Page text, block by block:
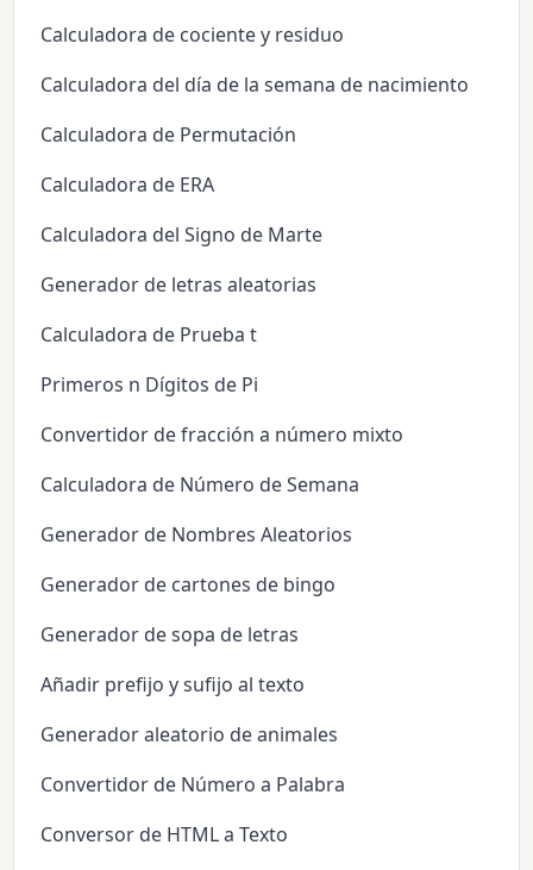
Calculadora de cociente y residuo
Calculadora del día de la semana de nacimiento
Calculadora de Permutación
Calculadora de ERA
Calculadora del Signo de Marte
Generador de letras aleatorias
Calculadora de Prueba t
Primeros n Dígitos de Pi
Convertidor de fracción a número mixto
Calculadora de Número de Semana
Generador de Nombres Aleatorios
Generador de cartones de bingo
Generador de sopa de letras
Añadir prefijo y sufijo al texto
Generador aleatorio de animales
Convertidor de Número a Palabra
Conversor de HTML a Texto